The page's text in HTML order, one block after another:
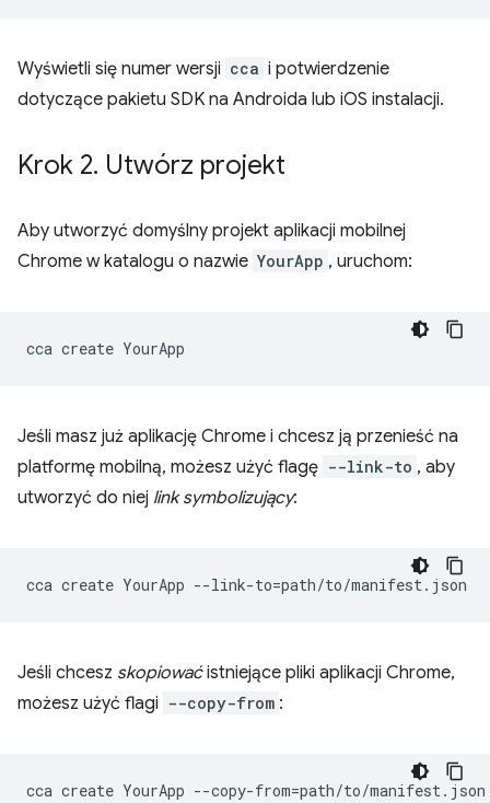
Wyświetli się numer wersji cca i potwierdzenie
dotyczące pakietu SDK na Androida lub iOS instalacji.
Krok 2. Utwórz projekt
Aby utworzyć domyślny projekt aplikacji mobilnej
Chrome w katalogu o nazwie YourApp , uruchom:
cca create
Jeśli masz już aplikację Chrome i chcesz ją przenieść na
platformę mobilną, możesz użyć flagę --link-to , aby
utworzyć do niej link symbolizujący:
cca create YourApp --link-to=
Jeśli chcesz skopiowaćistniejące pliki aplikacji Chrome,
możesz użyć flagi --copy-from :
cca create YourApp --copy-from=